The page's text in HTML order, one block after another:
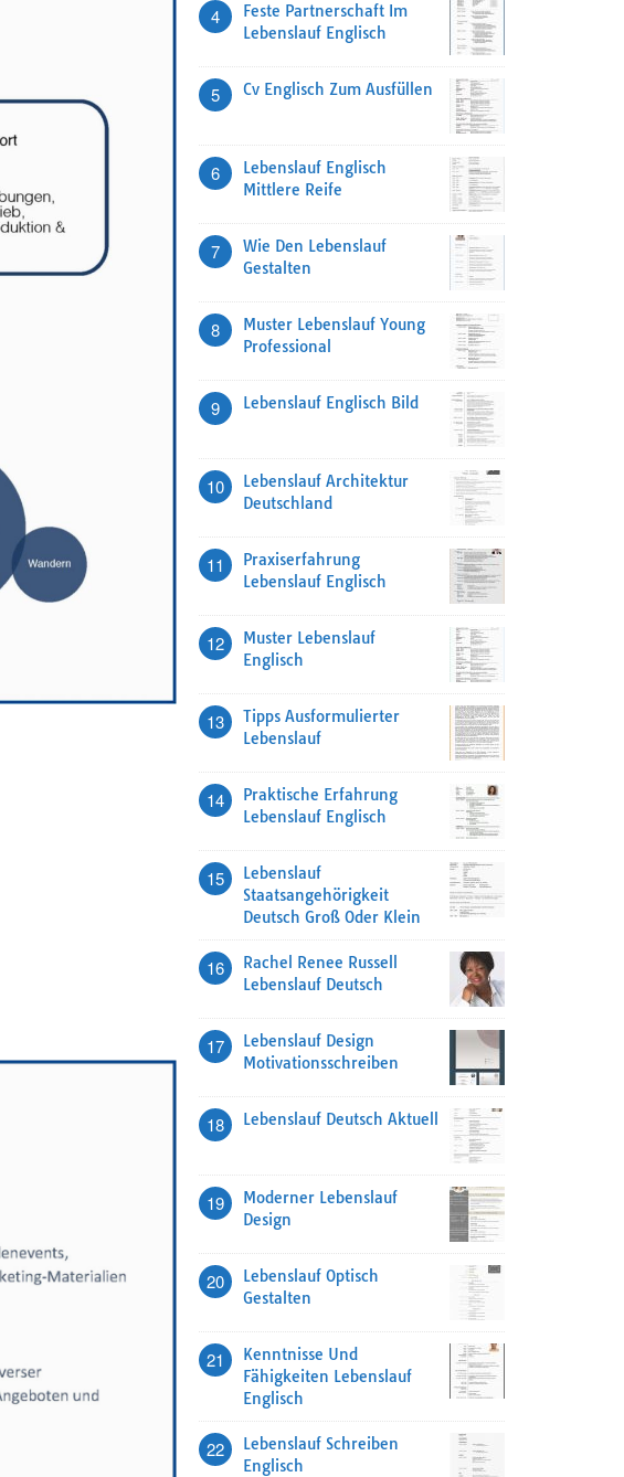
4
Feste Partnerschaft Im
Lebenslauf Englisch
5 Cv Englisch Zum Ausfüllen
6
Lebenslauf Englisch
Mittlere Reife
7
Wie Den Lebenslauf
Gestalten
8
Muster Lebenslauf Young
Professional
9 Lebenslauf Englisch Bild
10
Lebenslauf Architektur
Deutschland
11
Praxiserfahrung
Lebenslauf Englisch
12
Muster Lebenslauf
Englisch
13
Tipps Ausformulierter
Lebenslauf
14
Praktische Erfahrung
Lebenslauf Englisch
15
Lebenslauf
Staatsangehörigkeit
Deutsch Groß Oder Klein
16
Rachel Renee Russell
Lebenslauf Deutsch
17
Lebenslauf Design
Motivationsschreiben
18 Lebenslauf Deutsch Aktuell
19
Moderner Lebenslauf
Design
20
Lebenslauf Optisch
Gestalten
21
Kenntnisse Und
Fähigkeiten Lebenslauf
Englisch
22
Lebenslauf Schreiben
Englisch